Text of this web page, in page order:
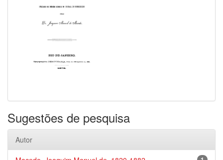
Sugestões de pesquisa
Autor